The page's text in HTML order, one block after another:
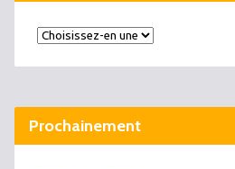
Prochainement